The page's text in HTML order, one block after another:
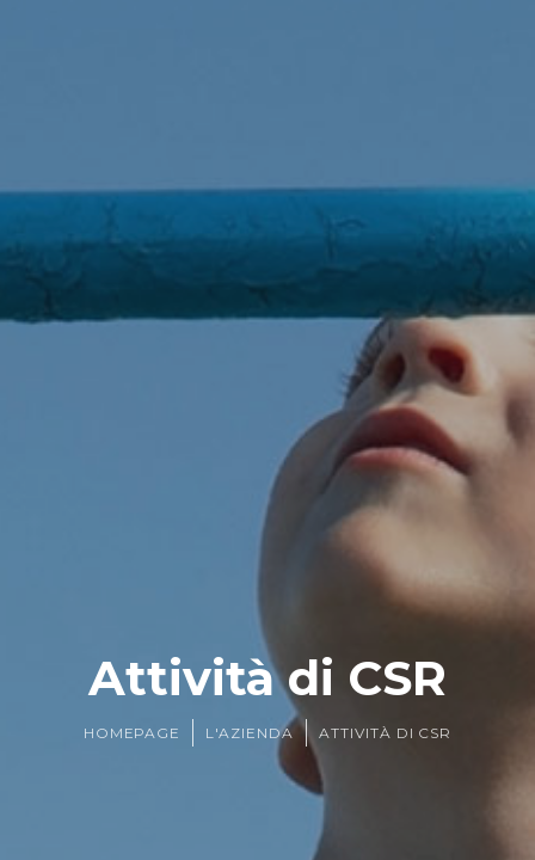
Attività di CSR
HOMEPAGE L'AZIENDA ATTIVITÀ DI CSR